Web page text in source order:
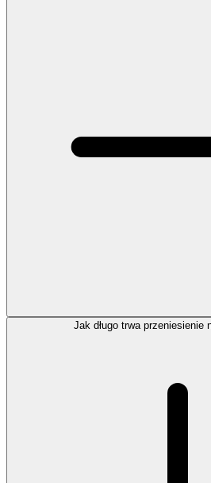
Jak długo trwa przeniesienie